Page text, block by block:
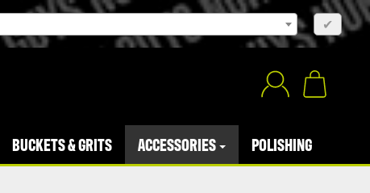
✔
BUCKETS & GRITS ACCESSORIES POLISHING